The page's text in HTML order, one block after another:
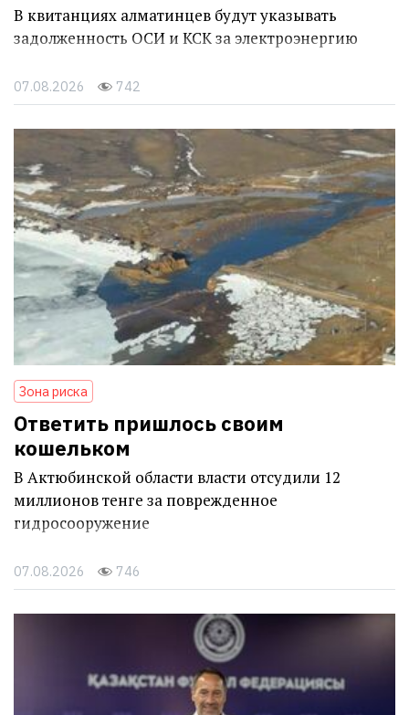
В квитанциях алматинцев будут указывать
задолженность ОСИ и КСК за электроэнергию
07.08.2026 742
Зона риска
Ответить пришлось своим
кошельком
В Актюбинской области власти отсудили 12
миллионов тенге за поврежденное
гидросооружение
07.08.2026 746